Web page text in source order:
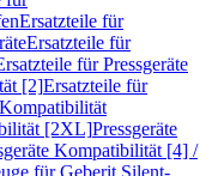
Ersatzteile für
Ersatzteile für
für Pressgeräte
[2]Ersatzteile für
[2XL]Pressgeräte
Kompatibilität [4] /
für Geberit Silent-